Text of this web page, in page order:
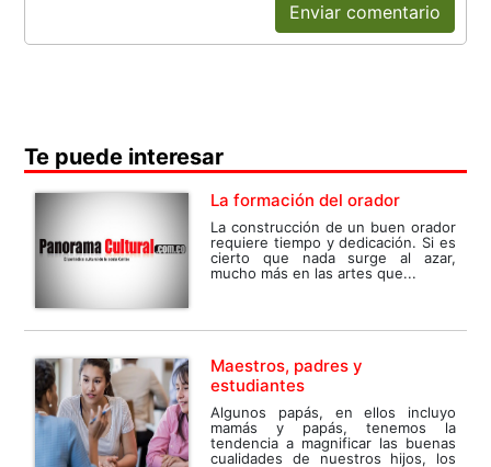
Enviar comentario
Te puede interesar
La formación del orador
La construcción de un buen orador
requiere tiempo y dedicación. Si es
cierto que nada surge al azar,
mucho más en las artes que...
Maestros, padres y
estudiantes
Algunos papás, en ellos incluyo
mamás y papás, tenemos la
tendencia a magnificar las buenas
cualidades de nuestros hijos, los